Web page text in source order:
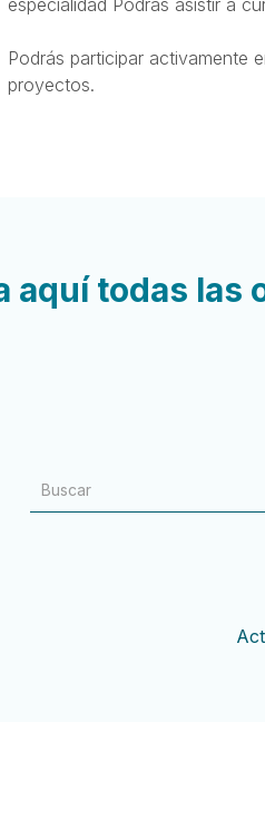
Podrás participar activamente
proyectos.
aquí todas las